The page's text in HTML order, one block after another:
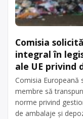
Comisia
integral în
ale UE privind
Comisia
membre să
norme privind
de ambalaje și